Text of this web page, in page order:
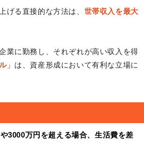
げる直接的な方法は、 世帯収入を最大
業に勤務し、それぞれが高い収入を得
」は、資産形成において有利な立場に
3000万円を超える場合、生活費を差